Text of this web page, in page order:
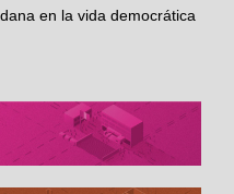
en la vida democrática